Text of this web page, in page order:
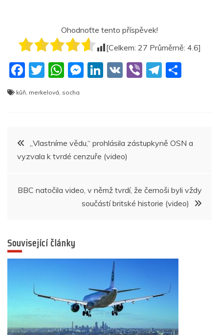
Ohodnoťte tento příspěvek!
[Celkem: 27 Průměrně: 4.6]
F
c
o
o
T
w
itt
W
at
p
p
M
g
er
Li
n
V
Vi T
m
kůň merkelová socha
Navigace
pro
příspěvek
„Vlastníme vědu,“ prohlásila zástupkyně OSN a
vyzvala k tvrdé cenzuře (video)
BBC natočila video, v němž tvrdí, že černoši byli vždy
součástí britské historie (video)
Související články